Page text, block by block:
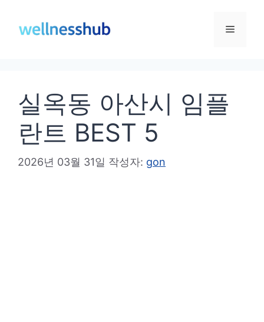
메
실옥동 아산시 임플
란트 BEST 5
2026년 03월 31일 작성자: gon